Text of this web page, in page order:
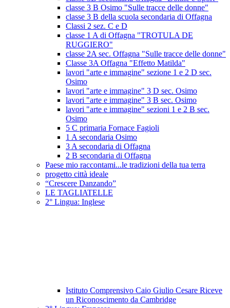
classe 3 B Osimo "Sulle tracce delle donne"
classe 3 B della scuola secondaria di Offagna
Classi 2 sez. C e D
classe 1 A di Offagna "TROTULA DE
RUGGIERO"
classe 2A sec. Offagna "Sulle tracce delle donne"
Classe 3A Offagna "Effetto Matilda"
lavori "arte e immagine" sezione 1 e 2 D sec.
Osimo
lavori "arte e immagine" 3 D sec. Osimo
lavori "arte e immagine" 3 B sec. Osimo
lavori "arte e immagine" sezioni 1 e 2 B sec.
Osimo
5 C primaria Fornace Fagioli
1 A secondaria Osimo
3 A secondaria di Offagna
2 B secondaria di Offagna
Paese mio raccontami...le tradizioni della tua terra
progetto città ideale
“Crescere Danzando”
LE TAGLIATELLE
2° Lingua: Inglese
Istituto Comprensivo Caio Giulio Cesare Riceve
un Riconoscimento da Cambridge